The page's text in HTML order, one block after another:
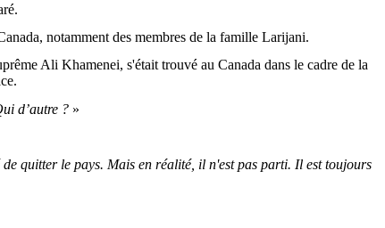
notamment des membres de la famille Larijani.
Ali Khamenei, s'était trouvé au Canada dans le cadre de la
d’autre ? »
quitter le pays. Mais en réalité, il n'est pas parti. Il est toujours